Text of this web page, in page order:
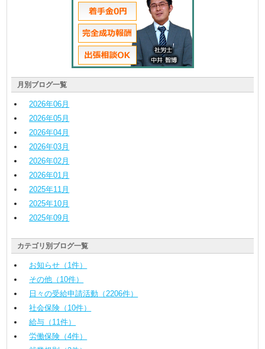
月別ブログ一覧
2026年06月
2026年05月
2026年04月
2026年03月
2026年02月
2026年01月
2025年11月
2025年10月
2025年09月
カテゴリ別ブログ一覧
お知らせ（1件）
その他（10件）
日々の受給申請活動（2206件）
社会保険（10件）
給与（11件）
労働保険（4件）